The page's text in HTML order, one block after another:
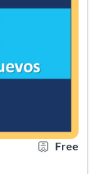
Free